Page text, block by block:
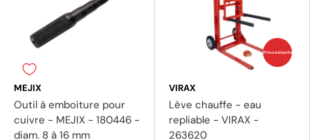
MEJIX
Outil à emboiture pour
cuivre - MEJIX - 180446 -
diam. 8 à 16 mm
Prix coûtants
VIRAX
Lève chauffe - eau
repliable - VIRAX -
263620